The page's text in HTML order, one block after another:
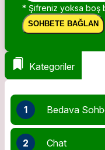
* Şifreniz yoksa boş
SOHBETE BAĞLAN
Kategoriler
1 Bedava
2 Chat